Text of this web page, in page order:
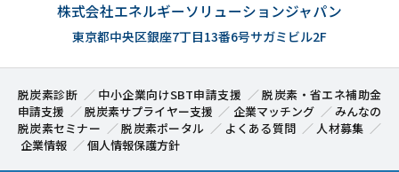
株式会社エネルギーソリューションジャパン
東京都中央区銀座7丁目13番6号サガミビル2F
脱炭素診断 中小企業向けSBT申請支援
脱炭素・省エネ補助金
申請支援
脱炭素サプライヤー支援 企業マッチング
みんなの
脱炭素セミナー
脱炭素ポータル よくある質問
人材募集
企業情報
個人情報保護方針